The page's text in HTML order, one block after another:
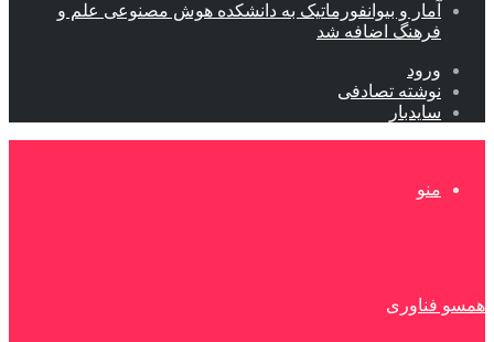
آمار و بیوانفورماتیک به دانشکده هوش مصنوعی علم و
فرهنگ اضافه شد
ورود
نوشته تصادفی
سایدبار
منو
همسو فناوری